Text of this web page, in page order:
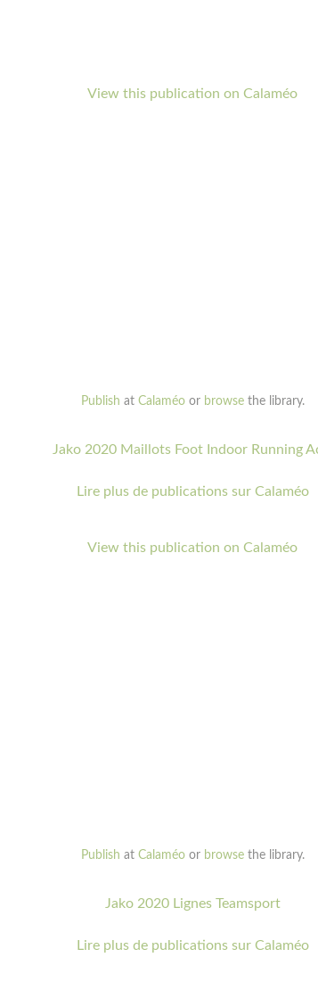
View this publication on Calaméo
Publish at Calaméoor browsethe library.
Jako 2020 Maillots Foot Indoor Running
Lire plus de publications sur Calaméo
View this publication on Calaméo
Publish at Calaméoor browsethe library.
Jako 2020 Lignes Teamsport
Lire plus de publications sur Calaméo